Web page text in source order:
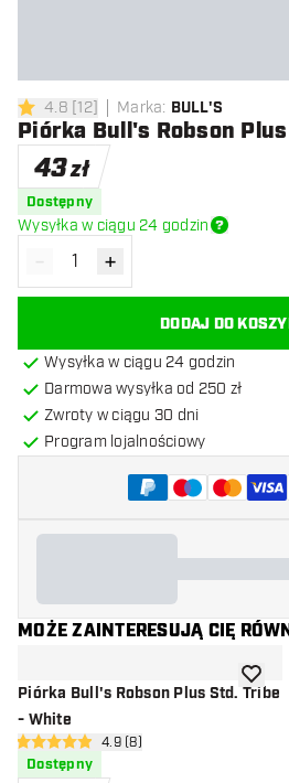
4.8 gwiazdki oceny
4.8 [12] Marka: BULL'S
Piórka Bull's Robson
43zł
Dostępny
Wysyłka w ciągu 24 godzin
Zmniejsz ilość
- Zwiększ ilość
+
DODAJ DO
Wysyłka w ciągu 24 godzin
Darmowa wysyłka od 250 zł
Zwroty w ciągu 30 dni
Program lojalnościowy
MOŻE ZAINTERESUJĄ CIĘ
Piórka Bull's Robson Plus Std. Tribe
- White
otwórz panel recenzji
4.9 gwiazdki oceny
4.9 (8)
Dostępny
dodaj